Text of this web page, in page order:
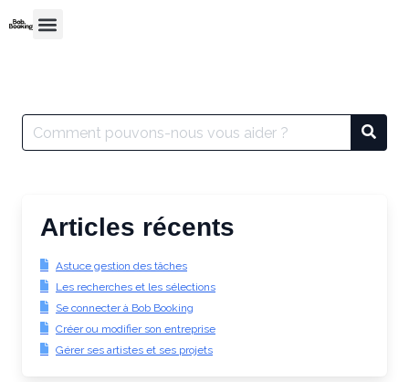
Articles récents
Astuce gestion des tâches
Les recherches et les sélections
Se connecter à Bob Booking
Créer ou modifier son entreprise
Gérer ses artistes et ses projets